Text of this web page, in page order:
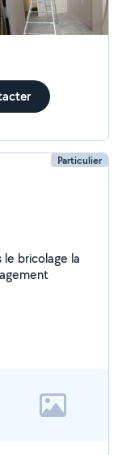
Particulier
le bricolage la